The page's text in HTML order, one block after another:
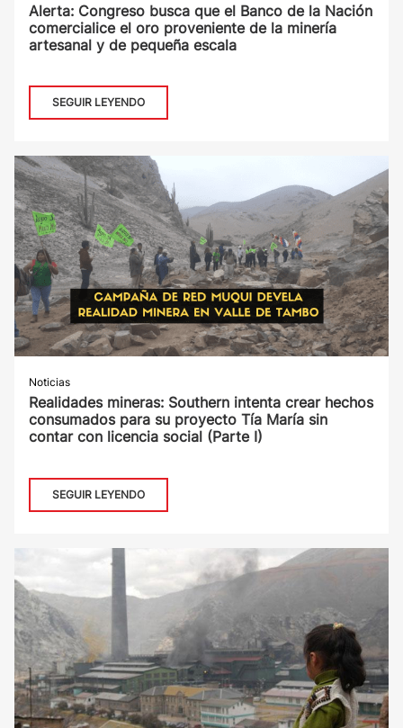
Alerta: Congreso busca que el Banco de la Nación
comercialice el oro proveniente de la minería
artesanal y de pequeña escala
SEGUIR LEYENDO
Noticias
Realidades mineras: Southern intenta crear hechos
consumados para su proyecto Tía María sin
contar con licencia social (Parte I)
SEGUIR LEYENDO